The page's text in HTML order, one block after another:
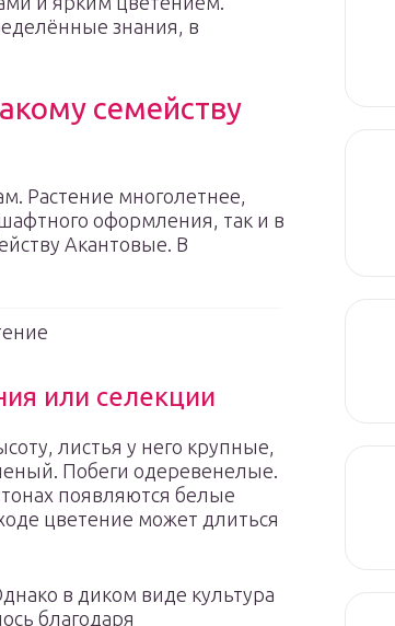
знания, в
семейству
Растение многолетнее,
оформления, так и в
Акантовые. В
или селекции
листья у него крупные,
Побеги одеревенелые.
появляются белые
цветение может длиться
в диком виде культура
благодаря